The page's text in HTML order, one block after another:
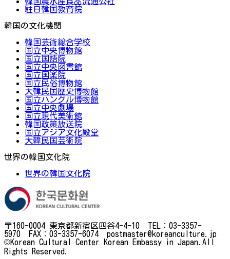
駐日韓国教育院
韓国の文化機関
韓国芸術総合学校
国立中央博物館
国立国語院
国立中央図書館
国立国楽院
国立民俗博物館
大韓民国歴史博物館
国立ハングル博物館
国立中央劇場
国立現代美術館
韓国政策放送院
国立アジア文化殿堂
大韓民国芸術院
世界の韓国文化院
世界の韓国文化院
〒160-0004 東京都新宿区四谷4-4-10 TEL：03-3357-
5970 FAX：03-3357-6074 postmaster@koreanculture.jp
©Korean Cultural Center Korean Embassy in Japan.All
Rights Reserved.